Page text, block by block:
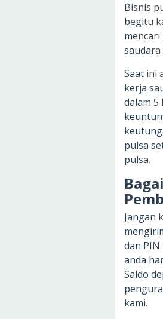
Bisnis
begitu
mencari
Saat ini
kerja
dalam 5
pulsa
pulsa.
Jangan
dan
anda
Saldo
kami.